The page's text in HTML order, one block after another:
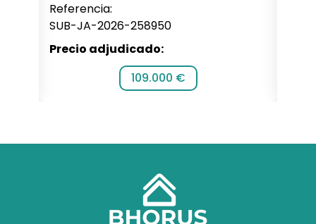
Referencia:
SUB-JA-2026-258950
Precio adjudicado:
109.000 €